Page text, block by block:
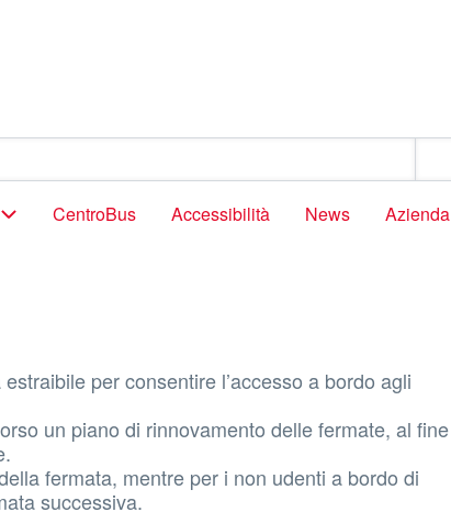
CentroBus Accessibilità News Azienda
per consentire l’accesso a bordo agli
un piano di rinnovamento delle fermate, al fine
fermata, mentre per i non udenti a bordo di
successiva.